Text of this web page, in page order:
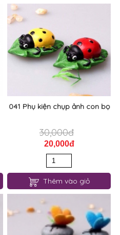
041 Phụ kiện chụp ảnh con bọ
30,000đ
20,000đ
Thêm vào giỏ